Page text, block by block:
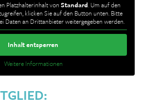
Platzhalterinhalt von Standard. Um auf den
klicken Sie auf den Button unten. Bitte
Daten an Drittanbieter weitergegeben werden.
Inhalt entsperren
Weitere Informationen